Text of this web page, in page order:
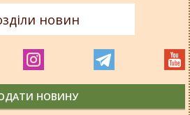
новин
НОВИНУ